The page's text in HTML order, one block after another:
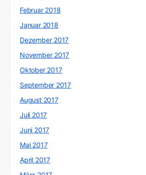
Februar 2018
Januar 2018
Dezember 2017
November 2017
Oktober 2017
September 2017
August 2017
Juli 2017
Juni 2017
Mai 2017
April 2017